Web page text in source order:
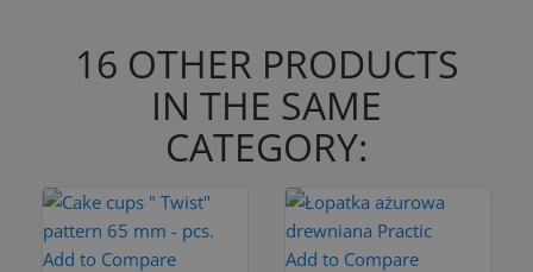
16 OTHER PRODUCTS
IN THE SAME
CATEGORY:
Add to Compare Add to Compare